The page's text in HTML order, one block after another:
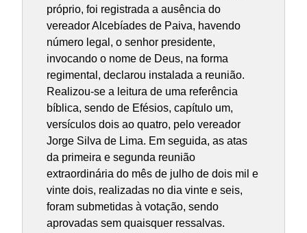
próprio, foi registrada a ausência do
vereador Alcebíades de Paiva, havendo
número legal, o senhor presidente,
invocando o nome de Deus, na forma
regimental, declarou instalada a reunião.
Realizou-se a leitura de uma referência
bíblica, sendo de Efésios, capítulo um,
versículos dois ao quatro, pelo vereador
Jorge Silva de Lima. Em seguida, as atas
da primeira e segunda reunião
extraordinária do mês de julho de dois mil e
vinte dois, realizadas no dia vinte e seis,
foram submetidas à votação, sendo
aprovadas sem quaisquer ressalvas.